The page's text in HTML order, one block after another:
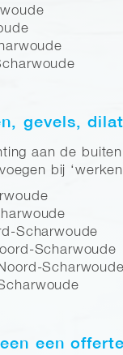
gevels,
aan de
bij
Scharwoude
Scharwoude
Scharwoude
een